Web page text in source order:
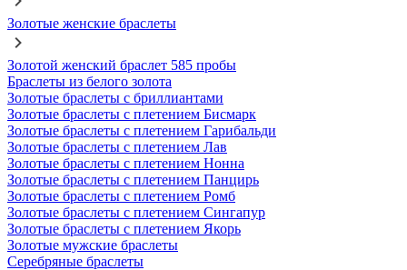
Золотые женские браслеты
Золотой женский браслет 585 пробы
Браслеты из белого золота
Золотые браслеты с бриллиантами
Золотые браслеты с плетением Бисмарк
Золотые браслеты с плетением Гарибальди
Золотые браслеты с плетением Лав
Золотые браслеты с плетением Нонна
Золотые браслеты с плетением Панцирь
Золотые браслеты с плетением Ромб
Золотые браслеты с плетением Сингапур
Золотые браслеты с плетением Якорь
Золотые мужские браслеты
Серебряные браслеты